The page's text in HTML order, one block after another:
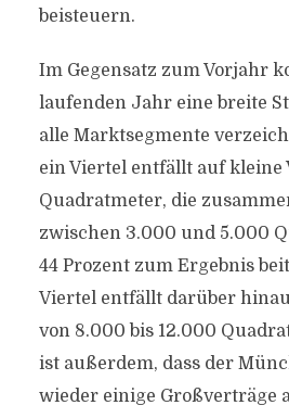
beisteuern.
Im Gegensatz zum Vorjahr
laufenden Jahr eine breite
alle Marktsegmente
ein Viertel entfällt auf kleine
Quadratmeter, die
zwischen 3.000 und 5.000
44 Prozent zum Ergebnis
Viertel entfällt darüber
von 8.000 bis 12.000
ist außerdem, dass der
wieder einige Großverträge